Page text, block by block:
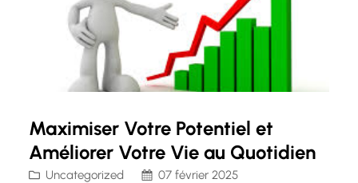
Maximiser Votre Potentiel et
Améliorer Votre Vie au Quotidien
Uncategorized
07 février 2025